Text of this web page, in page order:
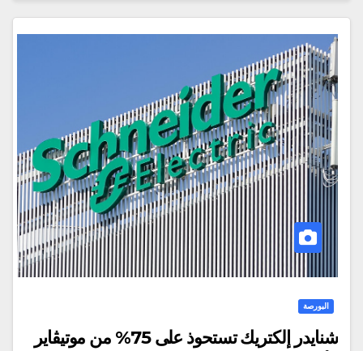
البورصة
شنايدر إلكتريك تستحوذ على 75% من موتيڤاير